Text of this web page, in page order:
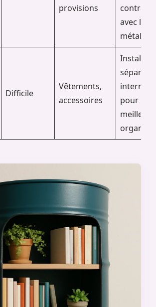
provisions
avec le
métal.
Difficile
Vêtements,
accessoires
Installer
internes
pour une
meilleure